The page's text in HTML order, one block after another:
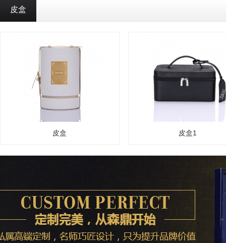
皮盒
皮盒 皮盒1